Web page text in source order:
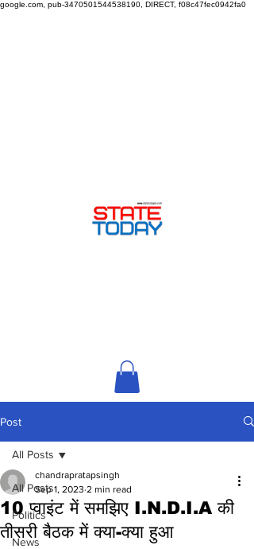
google.com, pub-3470501544538190, DIRECT, f08c47fec0942fa0
Post
All Posts
Politics
News
All Posts
10 प्वाइंट में समझिए I.N.D.I.A की
तीसरी बैठक में क्या-क्या हुआ
chandrapratapsingh
Sep 1, 2023 2 min read